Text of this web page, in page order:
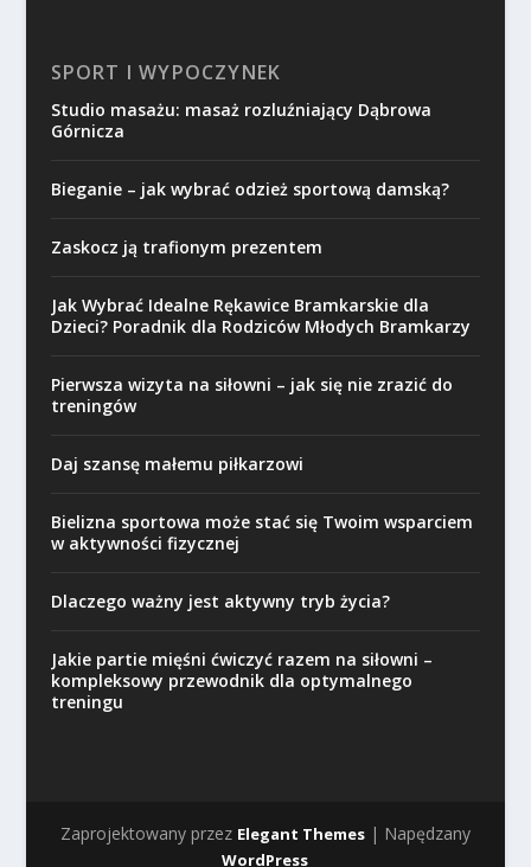
SPORT I WYPOCZYNEK
Studio masażu: masaż rozluźniający Dąbrowa
Górnicza
Bieganie – jak wybrać odzież sportową damską?
Zaskocz ją trafionym prezentem
Jak Wybrać Idealne Rękawice Bramkarskie dla
Dzieci? Poradnik dla Rodziców Młodych Bramkarzy
Pierwsza wizyta na siłowni – jak się nie zrazić do
treningów
Daj szansę małemu piłkarzowi
Bielizna sportowa może stać się Twoim wsparciem
w aktywności fizycznej
Dlaczego ważny jest aktywny tryb życia?
Jakie partie mięśni ćwiczyć razem na siłowni –
kompleksowy przewodnik dla optymalnego
treningu
Zaprojektowany przez Elegant Themes| Napędzany
WordPress